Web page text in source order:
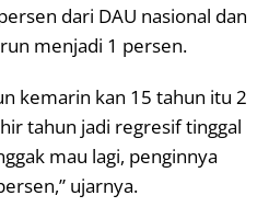
dari DAU nasional dan
menjadi 1 persen.
kemarin kan 15 tahun itu 2
tahun jadi regresif tinggal
mau lagi, penginnya
ujarnya.